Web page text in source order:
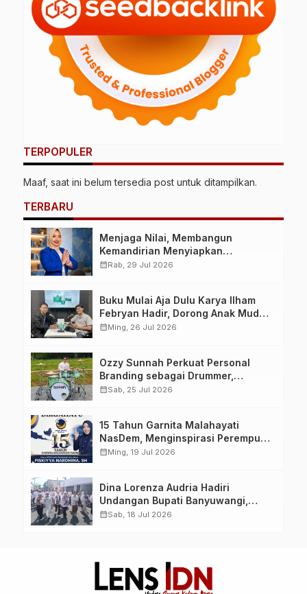
TERPOPULER
Maaf, saat ini belum tersedia post untuk ditampilkan.
TERBARU
Menjaga Nilai, Membangun
Kemandirian Menyiapkan
Kepemimpinan Ekonomi Perempuan
Jamaah
calendar_monthRab, 29 Jul 2026
Buku Mulai Aja Dulu Karya Ilham
Febryan Hadir, Dorong Anak Muda
Berhenti Menunda dan Mulai
calendar_monthMing, 26 Jul 2026
Ozzy Sunnah Perkuat Personal
Branding sebagai Drummer,
Produser, dan Sutradara Melalui
calendar_monthSab, 25 Jul 2026
15 Tahun Garnita Malahayati
NasDem, Menginspirasi Perempuan
Memimpin Perubahan Bangsa
calendar_monthMing, 19 Jul 2026
Dina Lorenza Audria Hadiri
Undangan Bupati Banyuwangi,
Saksikan Banyuwangi Ethno
calendar_monthSab, 18 Jul 2026